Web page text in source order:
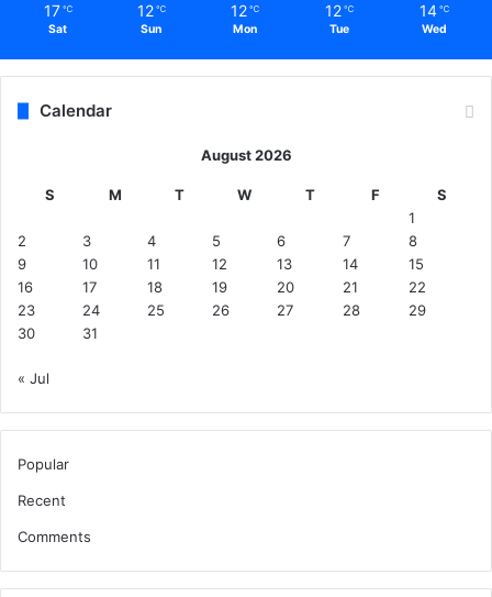
17 ℃
Sat
12 ℃
Sun
12 ℃
Mon
12 ℃
Tue
14 ℃
Wed
Calendar
August 2026
S M T W T F
S
1
2
3 4 5 6 7
8
9
10 11 12 13 14
15
16
17 18 19 20 21
22
23
24 25 26 27 28
29
30
31
« Jul
Popular
Recent
Comments